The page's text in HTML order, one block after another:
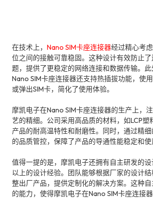
在技术上，Nano SIM卡座连接器经过精心考
位之间的接触可靠稳固。这种设计有效防止
题，提供了更稳定的网络连接和数据传输。
Nano SIM卡座连接器还支持热插拔功能，使
或弹出SIM卡，简化了使用体验。
摩凯电子在Nano SIM卡座连接器的生产上，
艺的精细。公司采用高品质的材料，如LCP塑
产品的耐高温特性和耐磨性。同时，通过精
的品质管控，保障了产品的导通性能稳定和使
值得一提的是，摩凯电子还拥有自主研发的
以上的设计经验。团队能够根据厂家的设计
整出厂产品，提供定制化的解决方案。这种
的能力，使得摩凯电子在Nano SIM卡座连接